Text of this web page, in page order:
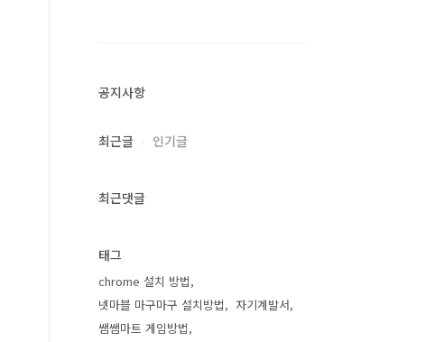
공지사항
최근글 인기글
최근댓글
태그
chrome 설치 방법
넷마블 마구마구 설치방법
자기계발서
쌤쌤마트 게임방법